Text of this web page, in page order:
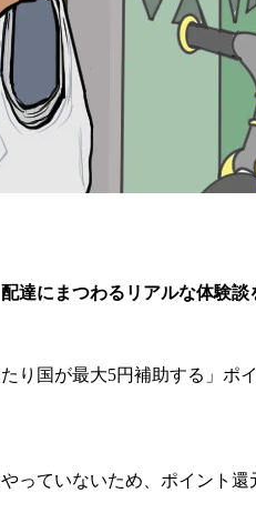
達にまつわるリアルな体験談
り国が最大5円補助する」ポ
っていないため、ポイント